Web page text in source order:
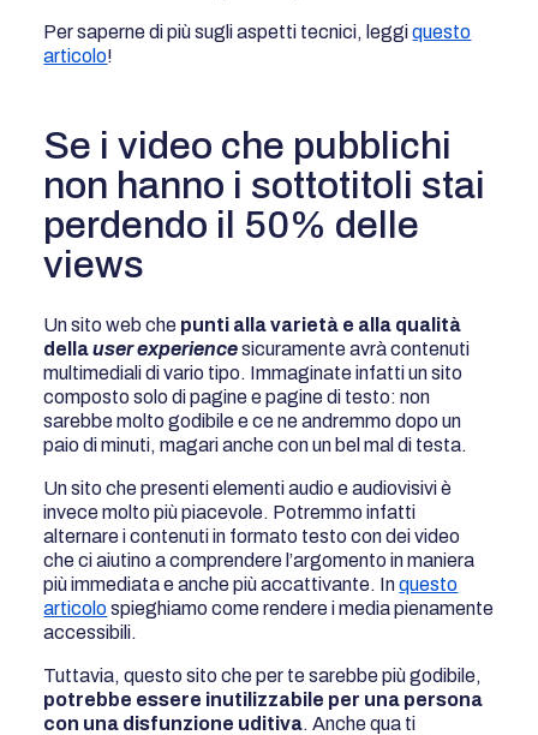
Per saperne di più sugli aspetti tecnici, leggiquesto
articolo!
Se i video che pubblichi
non hanno i sottotitoli stai
perdendo il 50% delle
views
Un sito web che punti alla varietà e alla qualità
dellauser experiencesicuramente avrà contenuti
multimediali di vario tipo. Immaginate infatti un sito
composto solo di pagine e pagine di testo: non
sarebbe molto godibile e ce ne andremmo dopo un
paio di minuti, magari anche con un bel mal di testa.
Un sito che presenti elementi audio e audiovisivi è
invece molto più piacevole. Potremmo infatti
alternare i contenuti in formato testo con dei video
che ci aiutino a comprendere l’argomento in maniera
più immediata e anche più accattivante. Inquesto
articolospieghiamo come rendere i media pienamente
accessibili.
Tuttavia, questo sito che per te sarebbe più godibile,
potrebbe essere inutilizzabile per una persona
con una disfunzione uditiva. Anche qua ti